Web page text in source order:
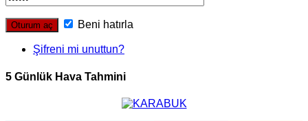
Beni hatırla
Şifreni mi unuttun?
5 Günlük Hava Tahmini